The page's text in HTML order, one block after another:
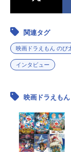
関連タグ
映画ドラえもん のび
インタビュー
映画ドラえも